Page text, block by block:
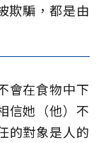
欺騙，都是由
會在食物中下
信她（他）不
的對象是人的